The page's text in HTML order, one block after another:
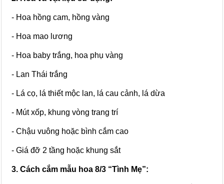
- Hoa hồng cam, hồng vàng
- Hoa mao lương
- Hoa baby trắng, hoa phụ vàng
- Lan Thái trắng
- Lá cọ, lá thiết mộc lan, lá cau cảnh, lá dừa
- Mút xốp, khung vòng trang trí
- Chậu vuông hoặc bình cắm cao
- Giá đỡ 2 tầng hoặc khung sắt
3. Cách cắm mẫu hoa 8/3 “Tình Mẹ”: